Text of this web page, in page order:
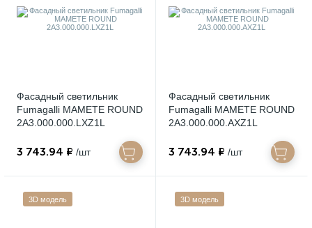
Фасадный светильник
Fumagalli MAMETE ROUND
2A3.000.000.LXZ1L
3 743.94 ₽ /шт
Фасадный светильник
Fumagalli MAMETE ROUND
2A3.000.000.AXZ1L
3 743.94 ₽ /шт
3D модель 3D модель